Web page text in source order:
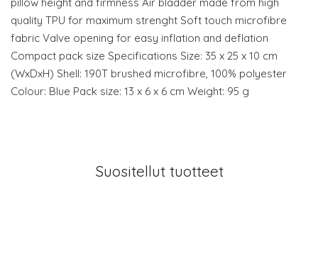
pillow height and firmness Air bladder made from high
quality TPU for maximum strenght Soft touch microfibre
fabric Valve opening for easy inflation and deflation
Compact pack size Specifications Size: 35 x 25 x 10 cm
(WxDxH) Shell: 190T brushed microfibre, 100% polyester
Colour: Blue Pack size: 13 x 6 x 6 cm Weight: 95 g
Suositellut tuotteet